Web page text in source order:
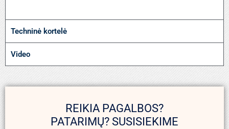
Techninė kortelė
Video
REIKIA PAGALBOS?
PATARIMŲ? SUSISIEKIME